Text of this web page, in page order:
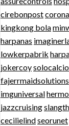
cirebonpost
kingkong bola
harpanas
lowkerpabrik
jokercoy
fajerrmaidsolutions
imguniversal
jazzcruising
cecilielindseorunet